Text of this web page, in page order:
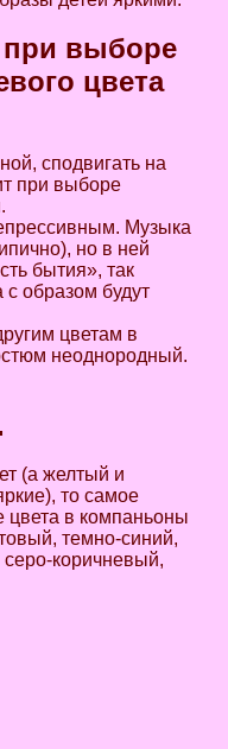
при выборе
цвета
сподвигать на
при выборе
Музыка
но в ней
бытия», так
образом будут
цветам в
неоднородный.
(а желтый и
то самое
цвета в компаньоны
темно-синий,
коричневый,